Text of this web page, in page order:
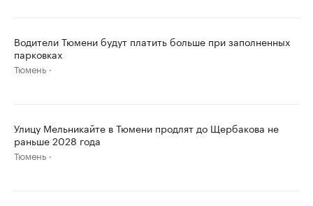
Водители Тюмени будут платить больше при заполненных
парковках
Тюмень
Улицу Мельникайте в Тюмени продлят до Щербакова не
раньше 2028 года
Тюмень